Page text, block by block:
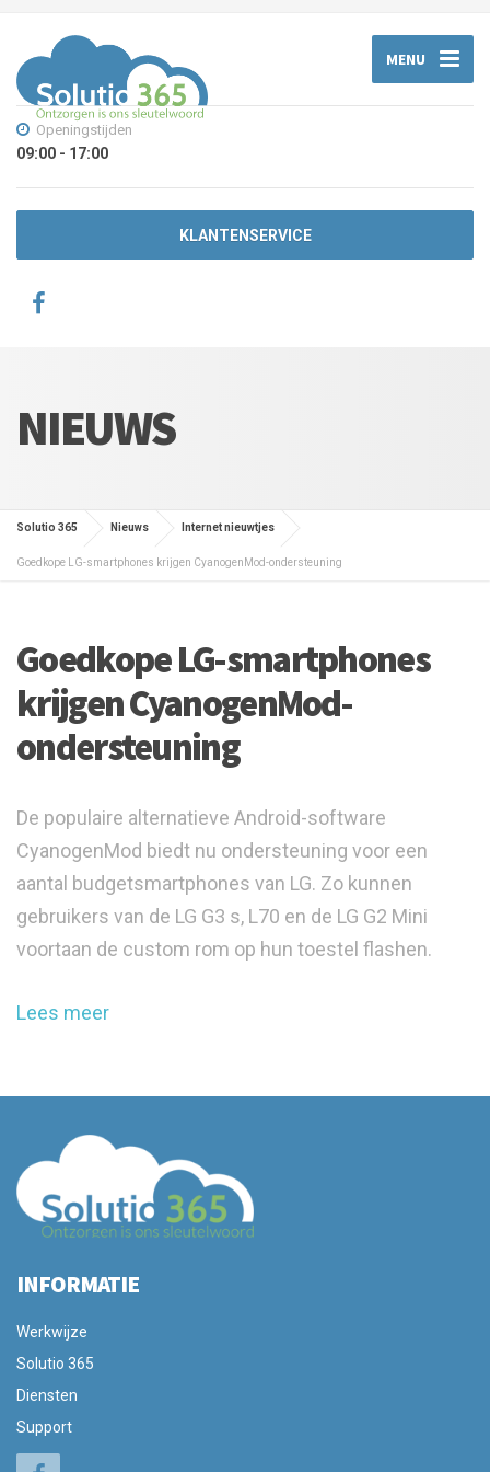
MENU
Openingstijden
09:00 - 17:00
KLANTENSERVICE
NIEUWS
Solutio 365 Nieuws Internet nieuwtjes
Goedkope LG-smartphones krijgen CyanogenMod-ondersteuning
Goedkope LG-smartphones
krijgen CyanogenMod-
ondersteuning
De populaire alternatieve Android-software
CyanogenMod biedt nu ondersteuning voor een
aantal budgetsmartphones van LG. Zo kunnen
gebruikers van de LG G3 s, L70 en de LG G2 Mini
voortaan de custom rom op hun toestel flashen.
Lees meer
INFORMATIE
Werkwijze
Solutio 365
Diensten
Support